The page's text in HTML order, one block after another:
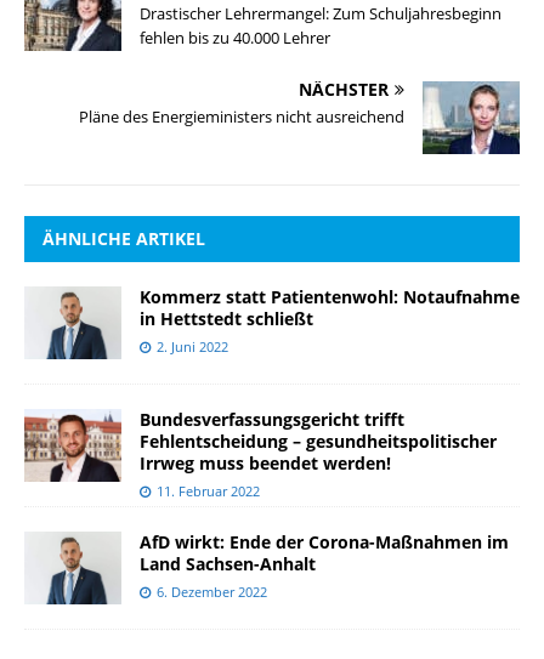
Drastischer Lehrermangel: Zum Schuljahresbeginn
fehlen bis zu 40.000 Lehrer
NÄCHSTER
Pläne des Energieministers nicht ausreichend
ÄHNLICHE ARTIKEL
Kommerz statt Patientenwohl: Notaufnahme
in Hettstedt schließt
2. Juni 2022
Bundesverfassungsgericht trifft
Fehlentscheidung – gesundheitspolitischer
Irrweg muss beendet werden!
11. Februar 2022
AfD wirkt: Ende der Corona-Maßnahmen im
Land Sachsen-Anhalt
6. Dezember 2022